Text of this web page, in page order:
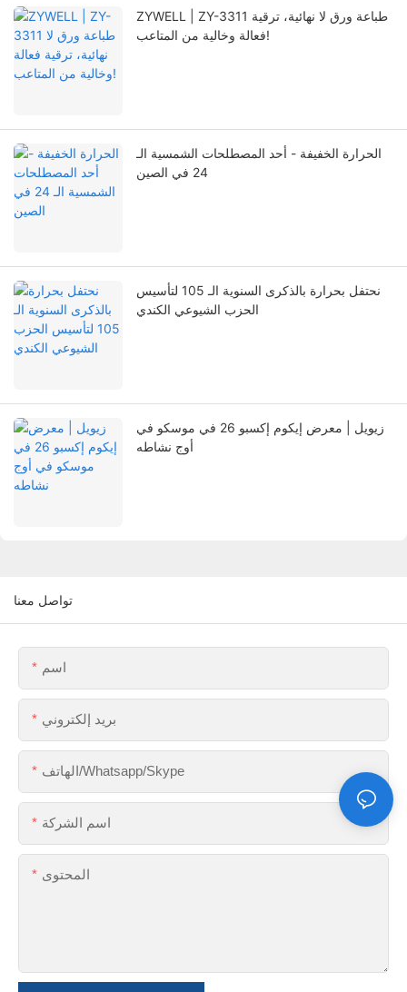
ZYWELL | ZY-3311 طباعة ورق لا نهائية، ترقية
فعالة وخالية من المتاعب!
الحرارة الخفيفة - أحد المصطلحات الشمسية الـ
24 في الصين
نحتفل بحرارة بالذكرى السنوية الـ 105 لتأسيس
الحزب الشيوعي الكندي
زيويل | معرض إيكوم إكسبو 26 في موسكو في
أوج نشاطه
تواصل معنا
اسم
بريد إلكتروني
الهاتف/Whatsapp/Skype
اسم الشركة
المحتوى